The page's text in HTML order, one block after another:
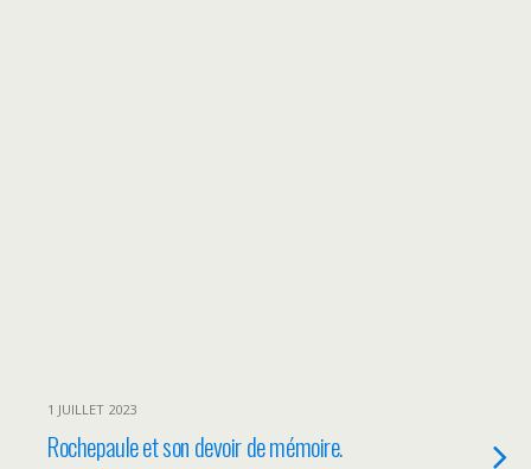
1 JUILLET 2023
Rochepaule et son devoir de mémoire.